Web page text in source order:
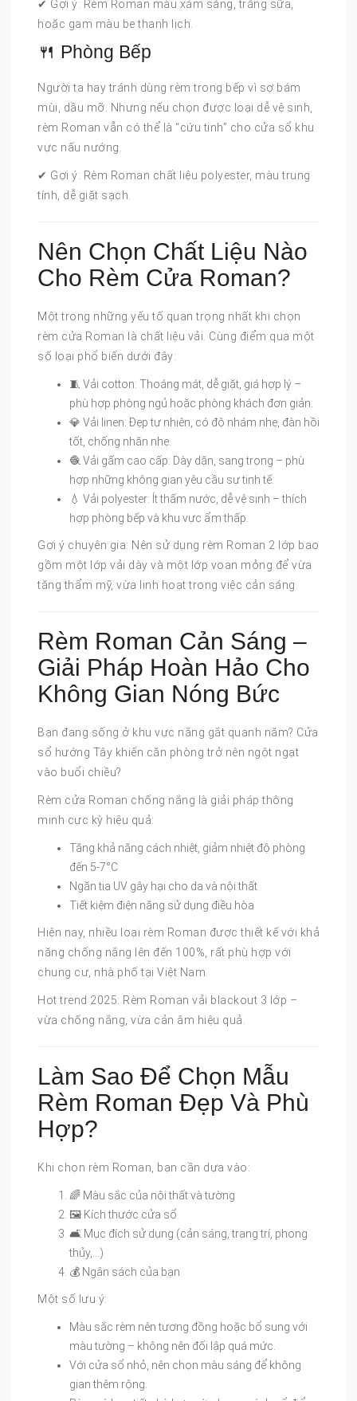
✔ Gợi ý: Rèm Roman màu xám sáng, trắng sữa,
hoặc gam màu be thanh lịch.
🍴 Phòng Bếp
Người ta hay tránh dùng rèm trong bếp vì sợ bám
mùi, dầu mỡ. Nhưng nếu chọn được loại dễ vệ sinh,
rèm Roman vẫn có thể là “cứu tinh” cho cửa sổ khu
vực nấu nướng.
✔ Gợi ý: Rèm Roman chất liệu polyester, màu trung
tính, dễ giặt sạch.
Nên Chọn Chất Liệu Nào
Cho Rèm Cửa Roman?
Một trong những yếu tố quan trọng nhất khi chọn
rèm cửa Roman là chất liệu vải. Cùng điểm qua một
số loại phổ biến dưới đây:
🧵 Vải cotton: Thoáng mát, dễ giặt, giá hợp lý –
phù hợp phòng ngủ hoặc phòng khách đơn giản.
💎 Vải linen: Đẹp tự nhiên, có độ nhám nhẹ, đàn hồi
tốt, chống nhăn nhẹ.
🧶 Vải gấm cao cấp: Dày dặn, sang trọng – phù
hợp những không gian yêu cầu sự tinh tế.
💧 Vải polyester: Ít thấm nước, dễ vệ sinh – thích
hợp phòng bếp và khu vực ẩm thấp.
Gợi ý chuyên gia: Nên sử dụng rèm Roman 2 lớp bao
gồm một lớp vải dày và một lớp voan mỏng để vừa
tăng thẩm mỹ, vừa linh hoạt trong việc cản sáng.
Rèm Roman Cản Sáng –
Giải Pháp Hoàn Hảo Cho
Không Gian Nóng Bức
Bạn đang sống ở khu vực nắng gắt quanh năm? Cửa
sổ hướng Tây khiến căn phòng trở nên ngột ngạt
vào buổi chiều?
Rèm cửa Roman chống nắng là giải pháp thông
minh cực kỳ hiệu quả:
Tăng khả năng cách nhiệt, giảm nhiệt độ phòng
đến 5-7°C
Ngăn tia UV gây hại cho da và nội thất
Tiết kiệm điện năng sử dụng điều hòa
Hiện nay, nhiều loại rèm Roman được thiết kế với khả
năng chống nắng lên đến 100%, rất phù hợp với
chung cư, nhà phố tại Việt Nam.
Hot trend 2025: Rèm Roman vải blackout 3 lớp –
vừa chống nắng, vừa cản âm hiệu quả.
Làm Sao Để Chọn Mẫu
Rèm Roman Đẹp Và Phù
Hợp?
Khi chọn rèm Roman, bạn cần dựa vào:
🌈 Màu sắc của nội thất và tường
🖼 Kích thước cửa sổ
🛋 Mục đích sử dụng (cản sáng, trang trí, phong
thủy,…)
💰 Ngân sách của bạn
Một số lưu ý:
Màu sắc rèm nên tương đồng hoặc bổ sung với
màu tường – không nên đối lập quá mức.
Với cửa sổ nhỏ, nên chọn màu sáng để không
gian thêm rộng.